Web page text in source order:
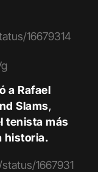
16679314
a Rafael
Slams,
tenista más
historia.
1667931